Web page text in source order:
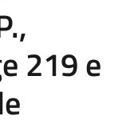
219 e